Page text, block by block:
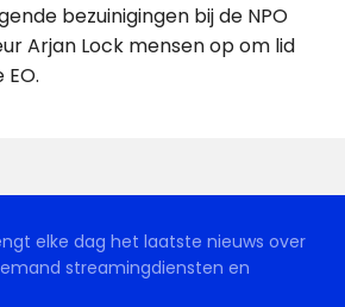
bezuinigingen bij de NPO
Arjan Lock mensen op om lid
elke dag het laatste nieuws over
streamingdiensten en